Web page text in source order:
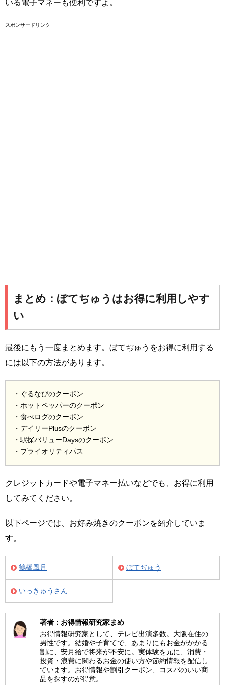
いる電子マネーも便利ですよ。
スポンサードリンク
まとめ：ぼてぢゅうはお得に利用しやす
い
最後にもう一度まとめます。ぼてぢゅうをお得に利用する
には以下の方法があります。
・ぐるなびのクーポン
・ホットペッパーのクーポン
・食べログのクーポン
・デイリーPlusのクーポン
・駅探バリューDaysのクーポン
・プライオリティパス
クレジットカードや電子マネー払いなどでも、お得に利用
してみてください。
以下ページでは、お好み焼きのクーポンを紹介していま
す。
鶴橋風月 ぼてぢゅう
いっきゅうさん
著者：お得情報研究家まめ
お得情報研究家として、テレビ出演多数。大阪在住の
男性です。結婚や子育てで、あまりにもお金がかかる
割に、安月給で将来が不安に。実体験を元に、消費・
投資・浪費に関わるお金の使い方や節約情報を配信し
ています。お得情報や割引クーポン、コスパのいい商
品を探すのが得意。